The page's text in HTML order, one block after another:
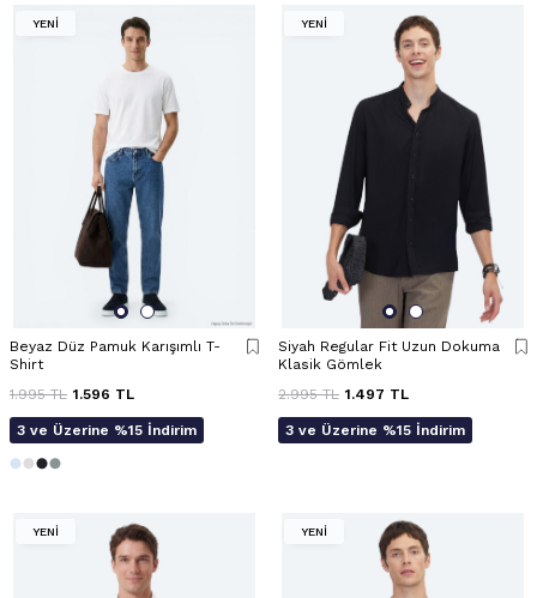
YENİ
Beyaz Düz Pamuk Karışımlı T-
Shirt
1.995TL 1.596 TL
3 ve Üzerine %15 İndirim
YENİ
Siyah Regular Fit Uzun Dokuma
Klasik Gömlek
2.995TL 1.497 TL
3 ve Üzerine %15 İndirim
YENİ YENİ